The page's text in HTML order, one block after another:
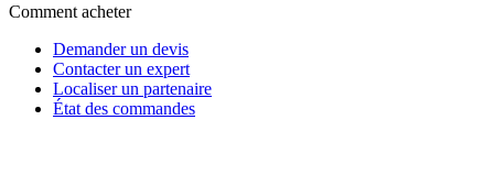
Comment acheter
Demander un devis
Contacter un expert
Localiser un partenaire
État des commandes